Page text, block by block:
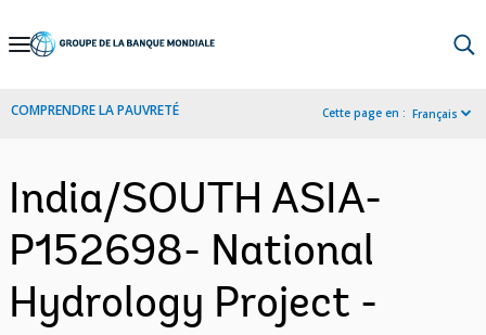
Skip
Navigation
COMPRENDRE LA PAUVRETÉ Cette page en : Français
India/SOUTH ASIA-
P152698- National
Hydrology Project -